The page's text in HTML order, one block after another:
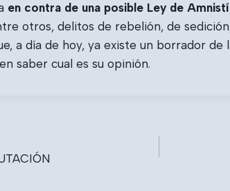
en contra de una posible Ley de
otros, delitos de rebelión, de
a día de hoy, ya existe un borrador
saber cual es su opinión.